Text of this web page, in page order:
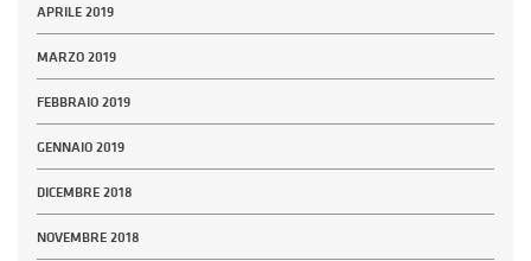
APRILE 2019
MARZO 2019
FEBBRAIO 2019
GENNAIO 2019
DICEMBRE 2018
NOVEMBRE 2018